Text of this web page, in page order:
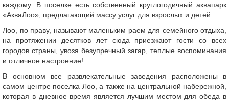
каждому. В поселке есть собственный круглогодичный аквапарк
«АкваЛоо», предлагающий массу услуг для взрослых и детей.
Лоо, по праву, называют маленьким раем для семейного отдыха,
на протяжении десятков лет сюда приезжают гости со всех
городов страны, увозя безупречный загар, теплые воспоминания
и отличное настроение!
В основном все развлекательные заведения расположены в
самом центре поселка Лоо, а также на центральной набережной,
которая в дневное время является лучшим местом для обеда в